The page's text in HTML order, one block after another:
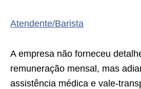
Atendente/Barista
A empresa não forneceu
remuneração mensal, mas
assistência médica e vale-